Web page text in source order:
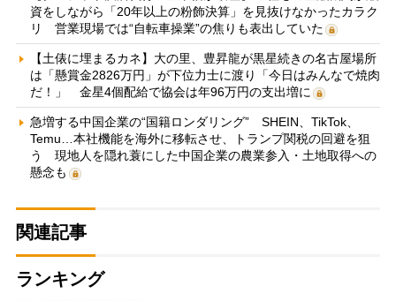
資をしながら「20年以上の粉飾決算」を見抜けなかったカラク
リ 営業現場では“自転車操業”の焦りも表出していた
【土俵に埋まるカネ】大の里、豊昇龍が黒星続きの名古屋場所
は「懸賞金2826万円」が下位力士に渡り「今日はみんなで焼肉
だ！」 金星4個配給で協会は年96万円の支出増に
急増する中国企業の“国籍ロンダリング” SHEIN、TikTok、
Temu…本社機能を海外に移転させ、トランプ関税の回避を狙
う 現地人を隠れ蓑にした中国企業の農業参入・土地取得への
懸念も
関連記事
ランキング